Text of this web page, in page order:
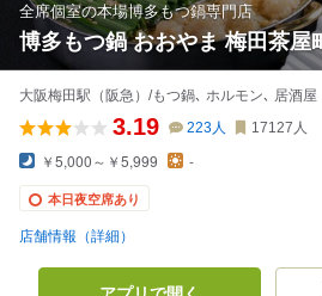
全席個室の本場博多もつ鍋専門店
博多もつ鍋 おおやま 梅田茶屋
大阪梅田駅（阪急）/もつ鍋､ ホルモン､ 居酒屋
3.19 223人 17127 人
￥5,000～￥5,999 -
本日夜空席あり
店舗情報（詳細）